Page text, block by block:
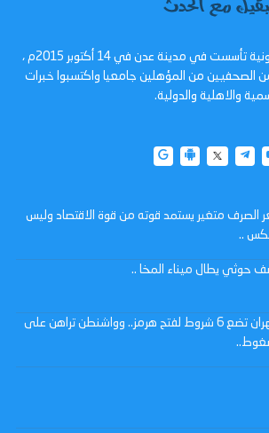
عدن تايم - صحيفة الكترونية تأسست في مدينة عدن في 14 أكتوبر 2015م ،
الصحفيين من المؤهلين جامعيا واكتسبوا خبرات
والاهلية والدولية.
الصرف متغير يستمد قوته من قوة الاقتصاد وليس
..
حوثي يطال ميناء المخا ..
طهران تضع 6 شروط لفتح هرمز.. وواشنطن تراهن على